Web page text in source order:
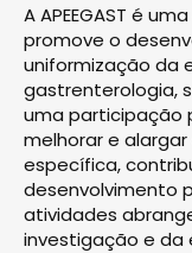
A APEEGAST é
promove o
uniformização da
gastrenterologia,
uma participação
melhorar e
específica,
desenvolvimento
atividades
investigação e da